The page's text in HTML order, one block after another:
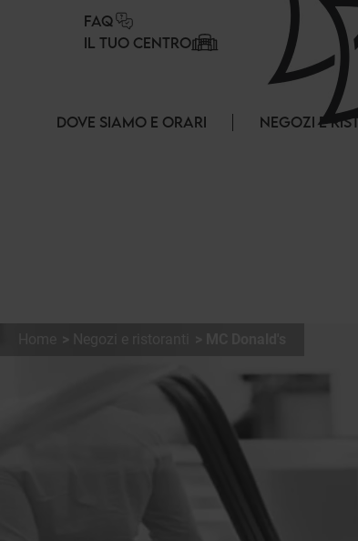
FAQ
IL TUO CENTRO
DOVE SIAMO E ORARI NEGOZI E
Pannello di gestione dei cookies